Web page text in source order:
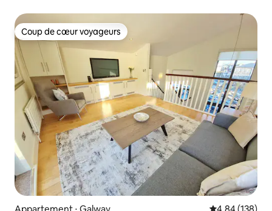
Coup de cœur voyageurs
Coup de cœur voyageurs